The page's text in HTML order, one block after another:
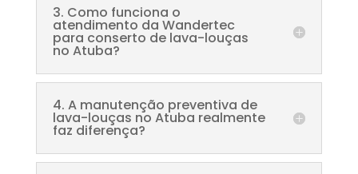
3. Como funciona o
atendimento da Wandertec
para conserto de lava-louças
no Atuba?
4. A manutenção preventiva de
lava-louças no Atuba realmente
faz diferença?